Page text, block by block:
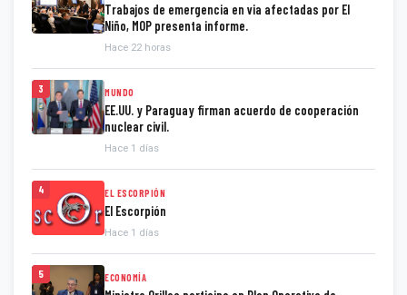
Trabajos de emergencia en via afectadas por El
Niño, MOP presenta informe.
Hace 22 horas
3 MUNDO
EE.UU. y Paraguay firman acuerdo de cooperación
nuclear civil.
Hace 1 días
4 EL ESCORPIÓN
El Escorpión
Hace 1 días
5 ECONOMÍA